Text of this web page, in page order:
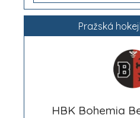
Pražská
HBK Bohemia